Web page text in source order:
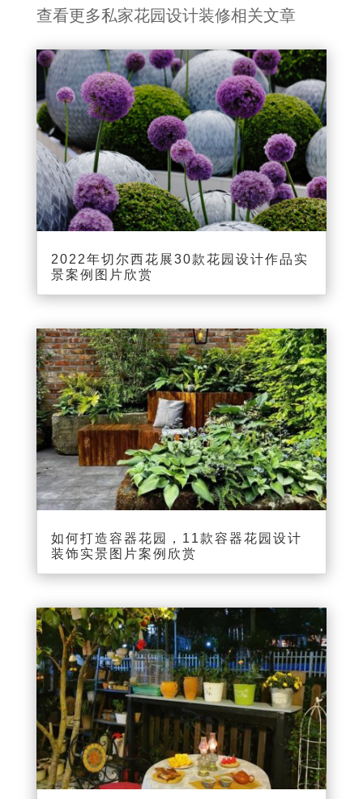
查看更多私家花园设计装修相关文章
2022年切尔西花展30款花园设计作品实
景案例图片欣赏
如何打造容器花园，11款容器花园设计
装饰实景图片案例欣赏